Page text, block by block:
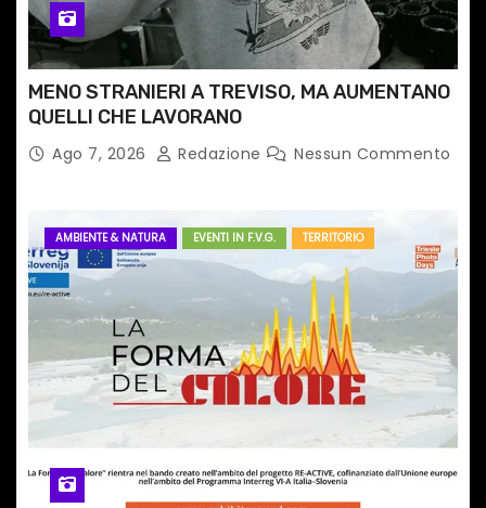
i
MENO STRANIERI A TREVISO, MA AUMENTANO
QUELLI CHE LAVORANO
Ago 7, 2026 Redazione Nessun Commento
AMBIENTE & NATURA EVENTI IN F.V.G. TERRITORIO